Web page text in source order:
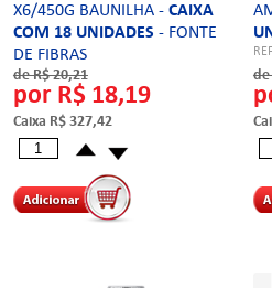
X6/450G BAUNILHA - CAIXA
COM 18 UNIDADES - FONTE
DE FIBRAS
REFRIGERADOS 1 A 10ºC
de R$ 20,21
por R$ 18,19
Caixa R$ 327,42
de